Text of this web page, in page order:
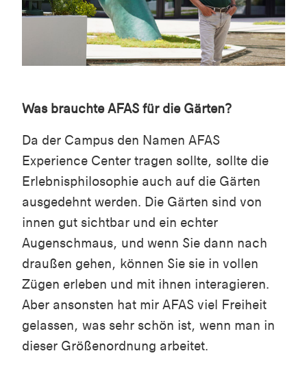
Was brauchte AFAS für die Gärten?
Da der Campus den Namen AFAS
Experience Center tragen sollte, sollte die
Erlebnisphilosophie auch auf die Gärten
ausgedehnt werden. Die Gärten sind von
innen gut sichtbar und ein echter
Augenschmaus, und wenn Sie dann nach
draußen gehen, können Sie sie in vollen
Zügen erleben und mit ihnen interagieren.
Aber ansonsten hat mir AFAS viel Freiheit
gelassen, was sehr schön ist, wenn man in
dieser Größenordnung arbeitet.